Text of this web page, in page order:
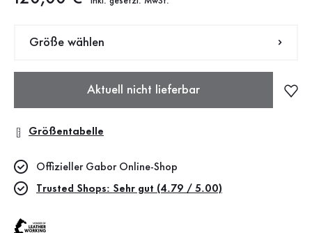
Größe wählen
Aktuell nicht lieferbar
Größentabelle
Offizieller Gabor Online-Shop
Trusted Shops: Sehr gut (4.79 / 5.00)